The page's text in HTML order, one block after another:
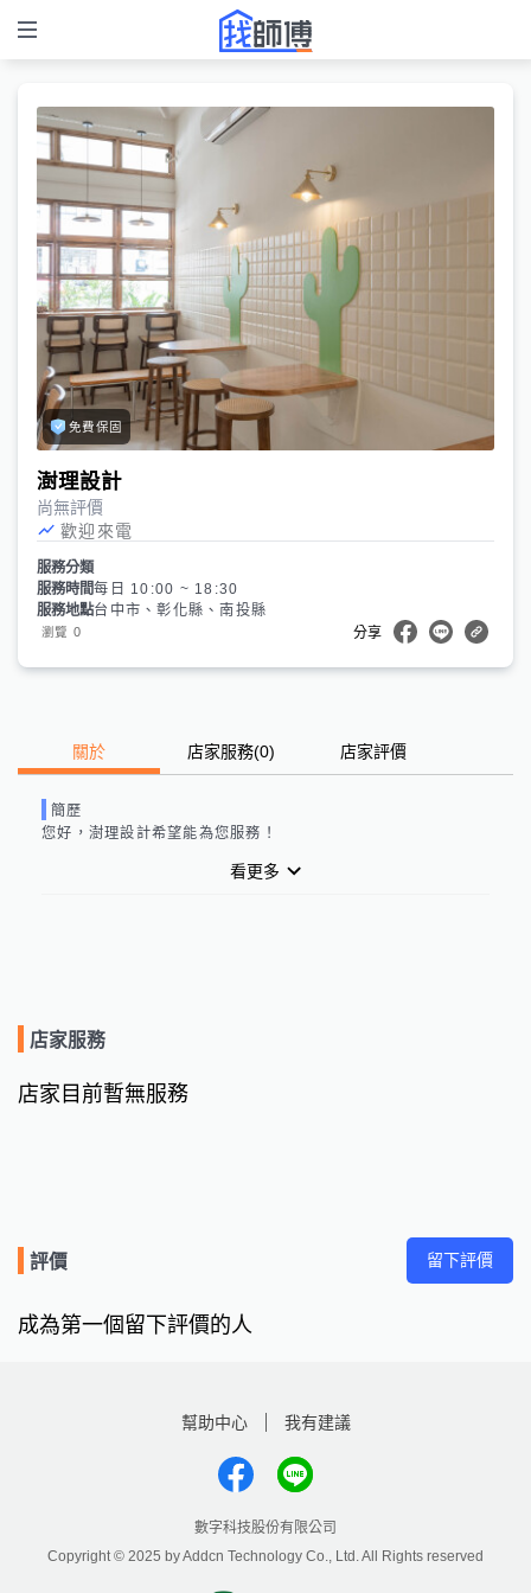
免費保固
澍理設計
尚無評價
歡迎來電
服務分類
服務時間每日 10:00 ~ 18:30
服務地點台中市、彰化縣、南投縣
瀏覽 0 分享
關於 店家服務(0) 店家評價
簡歷
您好， 澍理設計希望能為您服務！
看更多
店家服務
店家目前暫無服務
評價 留下評價
成為第一個留下評價的人
幫助中心 我有建議
數字科技股份有限公司
Copyright © 2025 by Addcn Technology Co., Ltd. All Rights reserved